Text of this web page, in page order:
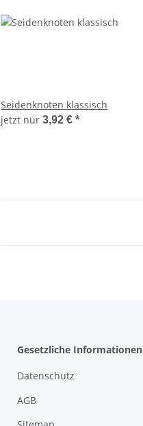
Seidenknoten klassisch
jetzt nur 3,92 € *
Gesetzliche Informationen
Datenschutz
AGB